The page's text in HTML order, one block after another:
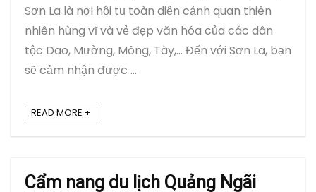
Sơn La là nơi hội tụ toàn diện cảnh quan thiên
nhiên hùng vĩ và vẻ đẹp văn hóa của các dân
tộc Dao, Mường, Mông, Tày,... Đến với Sơn La, bạn
sẽ cảm nhận được ...
READ MORE +
Cẩm nang du lịch Quảng Ngãi